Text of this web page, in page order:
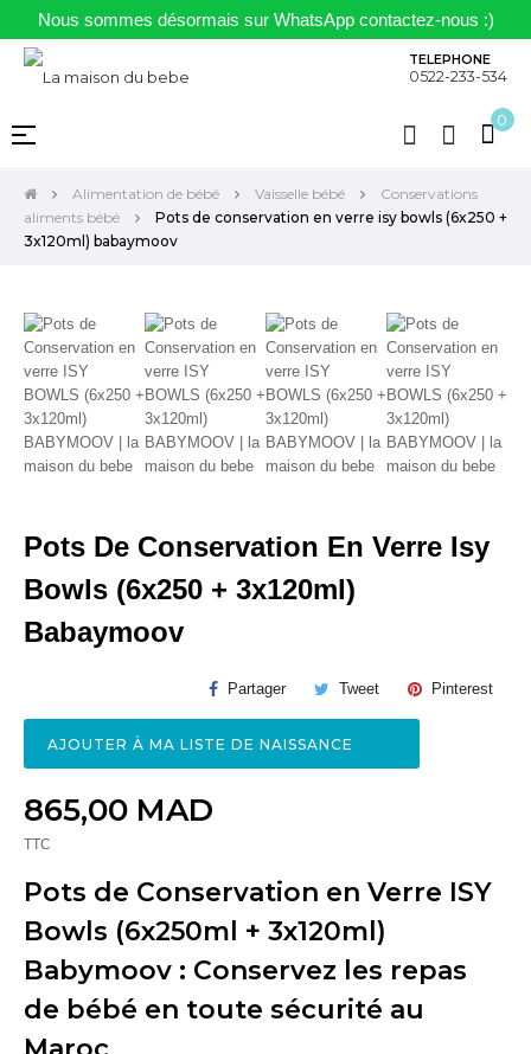
Nous sommes désormais sur WhatsApp contactez-nous :)
TELEPHONE
0522-233-534
0
Basculer
navigation
☰
Alimentation de bébé Vaisselle bébé
Conservations
aliments bébé
Pots de conservation en verre isy bowls (6x250 +
3x120ml) babaymoov
Pots De Conservation En Verre Isy
Bowls (6x250 + 3x120ml)
Babaymoov
Partager Tweet Pinterest
AJOUTER À MA LISTE DE NAISSANCE
865,00 MAD
TTC
Pots de Conservation en Verre ISY
Bowls (6x250ml + 3x120ml)
Babymoov : Conservez les repas
de bébé en toute sécurité au